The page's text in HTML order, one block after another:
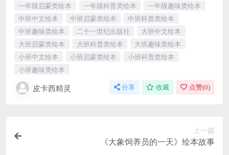
一年级启蒙类绘本
一年级科普类绘本
一年级趣味类绘本
中班中文绘本
中班启蒙类绘本
中班科普类绘本
中班趣味类绘本
二十一世纪出版社
大班中文绘本
大班启蒙类绘本
大班科普类绘本
大班趣味类绘本
小班中文绘本
小班启蒙类绘本
小班科普类绘本
小班趣味类绘本
皮卡西精灵 分享 收藏 点赞(0)
上一篇
《大象饲养员的一天》绘本故事